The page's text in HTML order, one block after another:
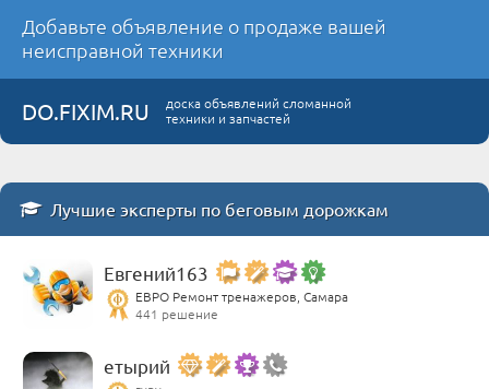
Добавьте объявление о продаже вашей
неисправной техники
DO.FIXIM.RU
доска объявлений сломанной
техники и запчастей
Лучшие эксперты по беговым дорожкам
Евгений163
ЕВРО Ремонт тренажеров, Самара
441 решение
етырий